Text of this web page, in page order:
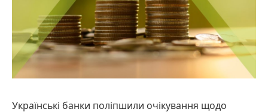
Українські банки поліпшили очікування щодо